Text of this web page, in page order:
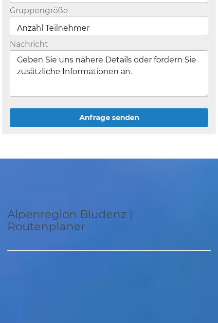
Gruppengröße
Nachricht
Anfrage senden
Alpenregion Bludenz |
Routenplaner